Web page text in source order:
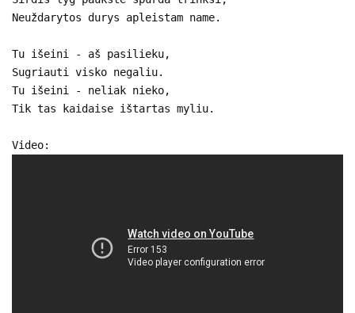
Neuždarytos durys apleistam name.
Tu išeini - aš pasilieku,
Sugriauti visko negaliu.
Tu išeini - neliak nieko,
Tik tas kaidaise ištartas myliu.
Video: